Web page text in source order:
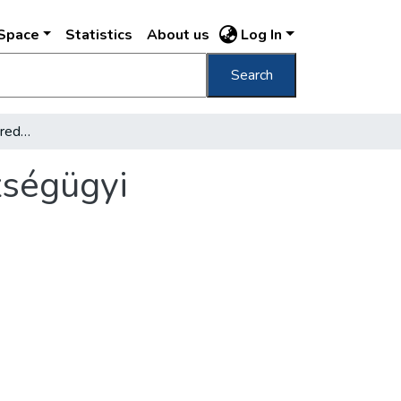
Statistics About us Log In
Search
A főváros kiemelkedő eredményei az egészségügyi intézmények újjáépítésében